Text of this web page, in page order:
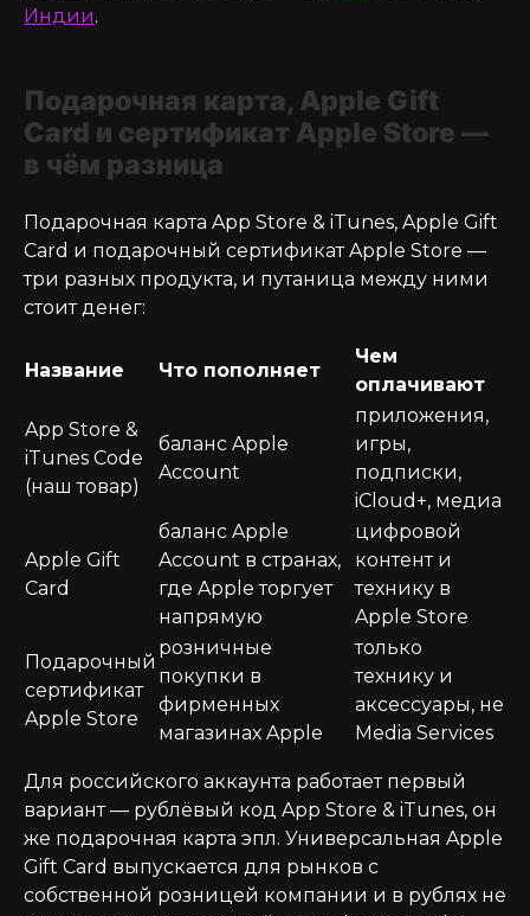
Индии.
Подарочная карта, Apple Gift
Card и сертификат Apple Store —
в чём разница
Подарочная карта App Store & iTunes, Apple Gift
Card и подарочный сертификат Apple Store —
три разных продукта, и путаница между ними
стоит денег:
Название Что пополняет
Чем
оплачивают
App Store &
iTunes Code
(наш товар)
баланс Apple
Account
приложения,
игры,
подписки,
iCloud+, медиа
Apple Gift
Card
баланс Apple
Account в странах,
где Apple торгует
напрямую
цифровой
контент и
технику в
Apple Store
Подарочный
сертификат
Apple Store
розничные
покупки в
фирменных
магазинах Apple
только
технику и
аксессуары, не
Media Services
Для российского аккаунта работает первый
вариант — рублёвый код App Store & iTunes, он
же подарочная карта эпл. Универсальная Apple
Gift Card выпускается для рынков с
собственной розницей компании и в рублях не